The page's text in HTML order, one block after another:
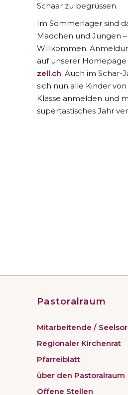
Schaar zu begrüssen.
Im Sommerlager sind
Mädchen und Jungen
Willkommen.
auf unserer Homepage
zell.ch. Auch im Schar-
sich nun alle Kinder von
Klasse anmelden und
supertastisches Jahr
Pastoralraum
Mitarbeitende /
Regionaler Kirchenrat
Pfarreiblatt
über den Pastoralraum
Offene Stellen